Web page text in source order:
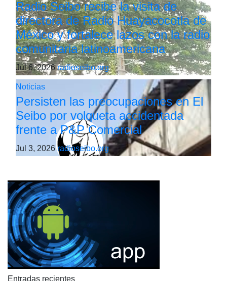
Radio Seibo recibe la visita de
directora de Radio Huayacocotla de
México y fortalece lazos con la radio
comunitaria latinoamericana
Jul 6, 2026radioseibo.org
Noticias
Persisten las preocupaciones en El
Seibo por volqueta accidentada
frente a P&P Comercial
Jul 3, 2026radioseibo.org
Entradas recientes